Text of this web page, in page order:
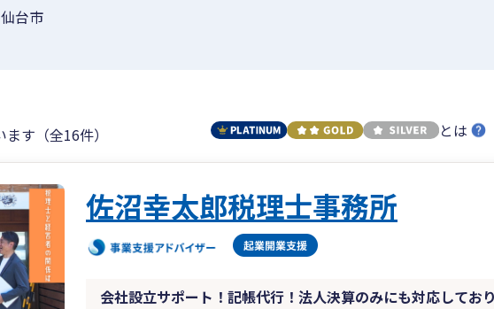
台市
す（全16件） とは
佐沼幸太郎税理士事務所
会社設立サポート！記帳代行！法人決算のみにも対応してお